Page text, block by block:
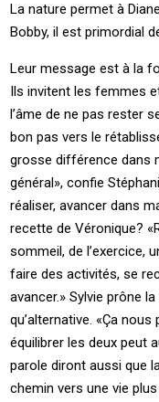
La nature permet à
Bobby, il est primordial
Leur message est à la
Ils invitent les femmes
l’âme de ne pas rester
bon pas vers le
grosse différence dans
général», confie
réaliser, avancer dans
recette de Véronique?
sommeil, de l’exercice,
faire des activités, se
avancer.» Sylvie prône
qu’alternative. «Ça
équilibrer les deux peut
parole diront aussi que
chemin vers une vie plus